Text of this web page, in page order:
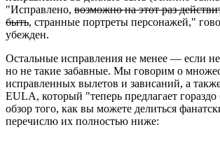
"Исправлено, возможно на этот раз
быть, странные портреты персонажей,"
убежден.
Остальные исправления не менее — если
но не такие забавные. Мы говорим о
исправленных вылетов и зависаний, а
EULA, который "теперь предлагает гораздо
обзор того, как вы можете делиться
перечислю их полностью ниже: